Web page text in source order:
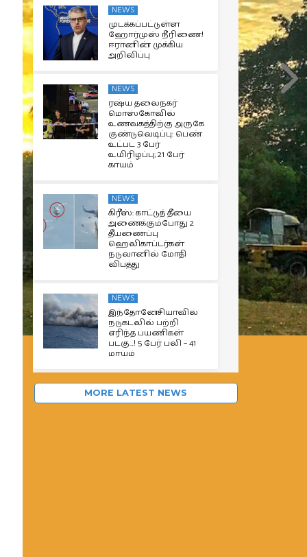
NEWS
முடக்கப்பட்டுள்ள
ஹோர்முஸ் நீரிணை!
ஈரானின் முக்கிய
அறிவிப்பு
NEWS
ரஷ்ய தலைநகர்
மொஸ்கோவில்
உணவகத்திற்கு அருகே
குண்டுவெடிப்பு: பெண்
உட்பட 3 பேர்
உயிரிழப்பு; 21 பேர்
காயம்
NEWS
கிரீஸ்: காட்டுத் தீயை
அணைக்கும்போது 2
தீயணைப்பு
ஹெலிகாப்டர்கள்
நடுவானில் மோதி
விபத்து
NEWS
இந்தோனேசியாவில்
நடுகடலில் பற்றி
எரிந்த பயணிகள்
படகு…! 5 பேர் பலி – 41
மாயம்
MORE LATEST NEWS